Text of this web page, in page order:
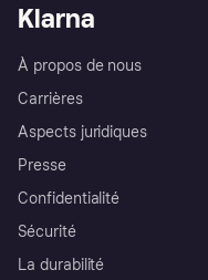
Klarna
À propos de nous
Carrières
Aspects juridiques
Presse
Confidentialité
Sécurité
La durabilité